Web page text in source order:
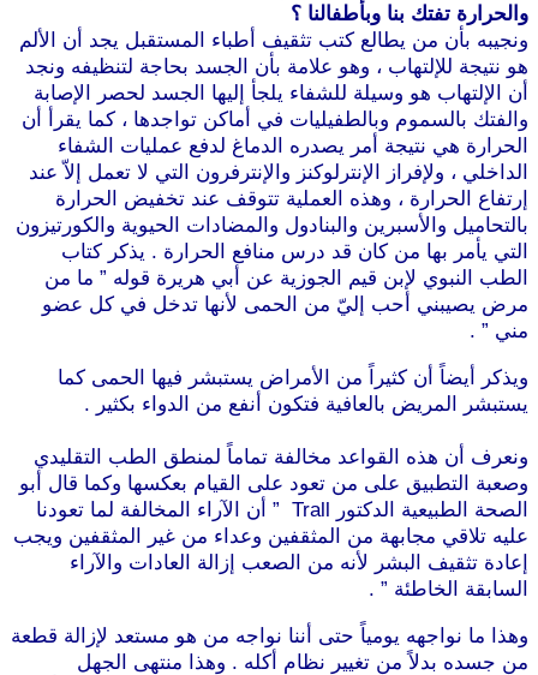
والحرارة تفتك بنا وبأطفالنا ؟
ونجيبه بأن من يطالع كتب تثقيف أطباء المستقبل يجد أن الألم
هو نتيجة للإلتهاب ، وهو علامة بأن الجسد بحاجة لتنظيفه ونجد
أن الإلتهاب هو وسيلة للشفاء يلجأ إليها الجسد لحصر الإصابة
والفتك بالسموم وبالطفيليات في أماكن تواجدها ، كما يقرأ أن
الحرارة هي نتيجة أمر يصدره الدماغ لدفع عمليات الشفاء
الداخلي ، ولإفراز الإنترلوكنز والإنترفرون التي لا تعمل إلاّ عند
إرتفاع الحرارة ، وهذه العملية تتوقف عند تخفيض الحرارة
بالتحاميل والأسبرين والبنادول والمضادات الحيوية والكورتيزون
التي يأمر بها من كان قد درس منافع الحرارة . يذكر كتاب
الطب النبوي لإبن قيم الجوزية عن أبي هريرة قوله ” ما من
مرض يصيبني أحب إليّ من الحمى لأنها تدخل في كل عضو
مني ” .
ويذكر أيضاً أن كثيراً من الأمراض يستبشر فيها الحمى كما
يستبشر المريض بالعافية فتكون أنفع من الدواء بكثير .
ونعرف أن هذه القواعد مخالفة تماماً لمنطق الطب التقليدي
وصعبة التطبيق على من تعود على القيام بعكسها وكما قال أبو
الصحة الطبيعية الدكتور Trall ” أن الآراء المخالفة لما تعودنا
عليه تلاقي مجابهة من المثقفين وعداء من غير المثقفين ويجب
إعادة تثقيف البشر لأنه من الصعب إزالة العادات والآراء
السابقة الخاطئة ” .
وهذا ما نواجهه يومياً حتى أننا نواجه من هو مستعد لإزالة قطعة
من جسده بدلاً من تغيير نظام أكله . وهذا منتهى الجهل